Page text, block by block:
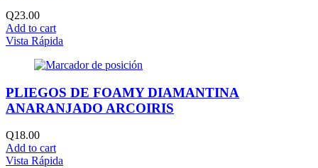
Q23.00
Add to cart
Vista Rápida
PLIEGOS DE FOAMY DIAMANTINA
ANARANJADO ARCOIRIS
Q18.00
Add to cart
Vista Rápida